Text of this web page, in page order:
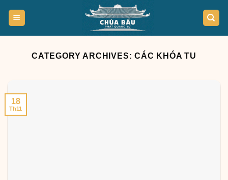
CATEGORY ARCHIVES:CÁC KHÓA TU
18
Th11